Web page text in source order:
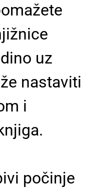
uz
nastaviti
i
počinje